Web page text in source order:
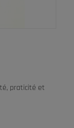
praticité et